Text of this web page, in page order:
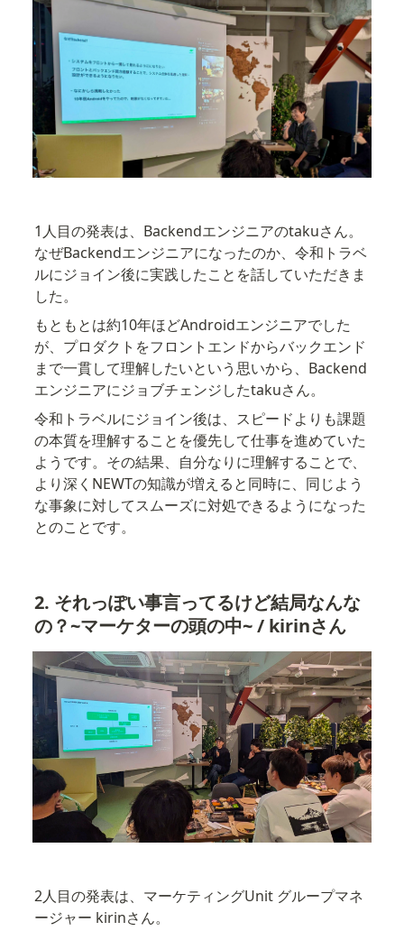
1人目の発表は、Backendエンジニアのtakuさん。
なぜBackendエンジニアになったのか、令和トラベ
ルにジョイン後に実践したことを話していただきま
した。
もともとは約10年ほどAndroidエンジニアでした
が、プロダクトをフロントエンドからバックエンド
まで一貫して理解したいという思いから、Backend
エンジニアにジョブチェンジしたtakuさん。
令和トラベルにジョイン後は、スピードよりも課題
の本質を理解することを優先して仕事を進めていた
ようです。その結果、自分なりに理解することで、
より深くNEWTの知識が増えると同時に、同じよう
な事象に対してスムーズに対処できるようになった
とのことです。
2. それっぽい事言ってるけど結局なんな
の？~マーケターの頭の中~ / kirinさん
2人目の発表は、マーケティングUnit グループマネ
ージャー kirinさん。